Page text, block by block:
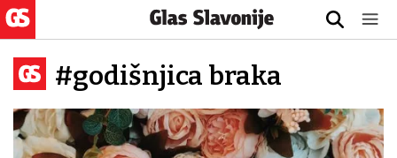
#godišnjica braka